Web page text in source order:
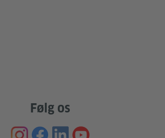
Følg os